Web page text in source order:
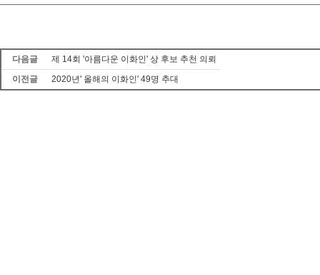
다음글
제 14회 '아름다운 이화인' 상 후보 추천 의뢰
이전글
2020년' 올해의 이화인' 49명 추대